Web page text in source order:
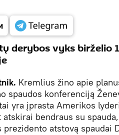
derybos vyks birželio
Kremlius žino apie
spaudos konferenciją
yra įprasta Amerikos
bendraus su spauda,
atstovą spaudai